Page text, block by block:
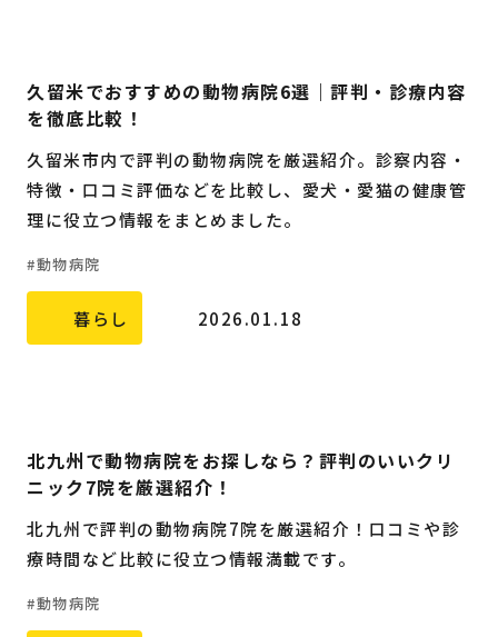
久留米でおすすめの動物病院6選｜評判・診療内容
を徹底比較！
久留米市内で評判の動物病院を厳選紹介。診察内容・
特徴・口コミ評価などを比較し、愛犬・愛猫の健康管
理に役立つ情報をまとめました。
動物病院
暮らし 2026.01.18
北九州で動物病院をお探しなら？評判のいいクリ
ニック7院を厳選紹介！
北九州で評判の動物病院7院を厳選紹介！口コミや診
療時間など比較に役立つ情報満載です。
動物病院